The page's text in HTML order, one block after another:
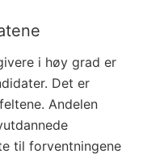
i høy grad er
Det er
Andelen
til forventningene